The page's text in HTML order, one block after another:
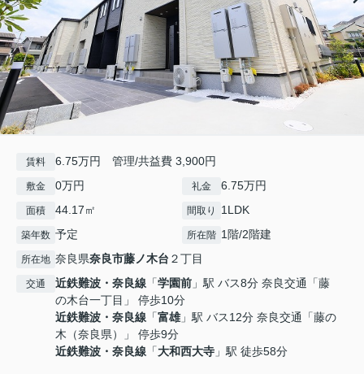
賃料 6.75万円 管理/共益費 3,900円
敷金 0万円 礼金 6.75万円
面積 44.17㎡ 間取り 1LDK
築年数 予定 所在階 1階/2階建
所在地 奈良県奈良市藤ノ木台 ２丁目
交通 近鉄難波・奈良線 「学園前 」駅 バス8分 奈良交通「藤
の木台一丁目」 停歩10分
近鉄難波・奈良線 「富雄」駅 バス12分 奈良交通「藤の
木（奈良県）」 停歩9分
近鉄難波・奈良線 「大和西大寺 」駅 徒歩58分